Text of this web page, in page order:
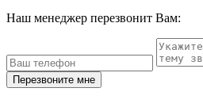
Наш менеджер перезвонит Вам:
Перезвоните мне